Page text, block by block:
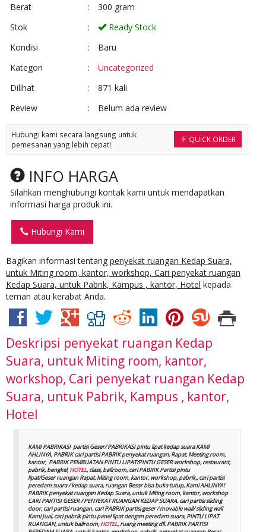
Berat
:
300 gram
Stok
:
Ready Stock
Kondisi
:
Baru
Kategori
:
Uncategorized
Dilihat
:
871 kali
Review
: Belum ada review
QUICK ORDER
Hubungi kami secara langsung untuk
pemesanan yang lebih cepat!
INFO HARGA
Silahkan menghubungi kontak kami untuk mendapatkan
informasi harga produk ini.
Hubungi Kami
Bagikan informasi tentang penyekat ruangan Kedap Suara,
untuk Miting room, kantor, workshop, Cari penyekat ruangan
Kedap Suara, untuk Pabrik, Kampus , kantor, Hotel kepada
teman atau kerabat Anda.
Deskripsi penyekat ruangan Kedap
Suara, untuk Miting room, kantor,
workshop, Cari penyekat ruangan Kedap
Suara, untuk Pabrik, Kampus , kantor,
Hotel
KAMI PABRIKASI partisi Geser/ PABRIKASI pintu lipat kedap suara KAMI
AHLINYA, PABRIK cari partisi PABRIK penyekat ruangan, Rapat, Meeting room,
kantor, PABRIK PEMBUATAN PINTU LIPAT/PINTU GESER workshop, restaurant,
pabrik, bengkel,HOTEL, class, ballroom, cari PABRIK Partisi pintu
lipat/Geser ruangan Rapat, Miting room, kantor, workshop, pabrik,, cari partisi
peredam suara / kedap suara, ruangan Besar bisa buka tutup, Kami AHLINYA!
PABRIK penyekat ruangan Kedap Suara, untuk Miting room, kantor, workshop
CARI PARTISI GESER / PENYEKAT RUANGAN KEDAP SUARA. cari partisi sliding
door, cari partisi ruangan, cari PABRIK partisi geser / movable wall/ sliding wall
Kami Jual, cari pabrik pintu panel lipat dengan peredam suara, PINTU LIPAT
RUANGAN, untuk ballroom,HOTEL, ruang meeting dll. PABRIK PARTISI